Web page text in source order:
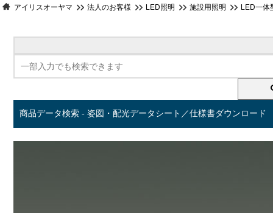
アイリスオーヤマ 法人のお客様 LED照明 施設用照明 LED一体
商品データ検索 - 姿図・配光データシート／仕様書ダウンロード